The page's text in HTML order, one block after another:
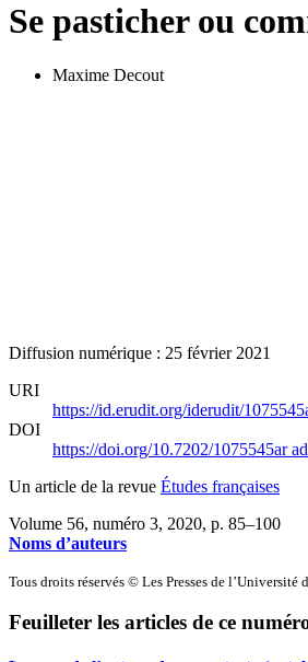
Se pasticher ou
Maxime Decout
Diffusion numérique : 25 février 2021
URI
https://id.erudit.org/iderudit/
DOI
https://doi.org/10.7202/1075545ar
Un article de la revue Études françaises
Volume 56, numéro 3, 2020, p. 85–100
Noms d’auteurs
Tous droits réservés © Les Presses de l’Université
Feuilleter les articles de ce